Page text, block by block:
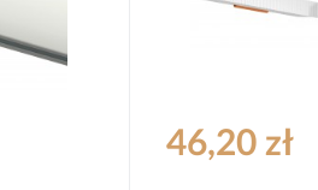
46,20 zł